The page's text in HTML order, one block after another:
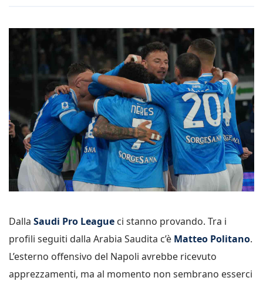
Dalla Saudi Pro League ci stanno provando. Tra i
profili seguiti dalla Arabia Saudita c’è Matteo Politano.
L’esterno offensivo del Napoli avrebbe ricevuto
apprezzamenti, ma al momento non sembrano esserci